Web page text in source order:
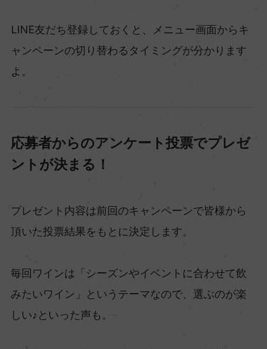
LINE友だち登録しておくと、メニュー画面からキ
ャンペーンの切り替わるタイミングが分かります
よ。
応募者からのアンケート投票でプレゼ
ントが決まる！
プレゼント内容は前回のキャンペーンで皆様から
頂いた投票結果をもとに決定します。
毎回ワインは「シーズンやイベントに合わせて飲
みたいワイン」というテーマなので、選ぶのが楽
しい♪といった声も。